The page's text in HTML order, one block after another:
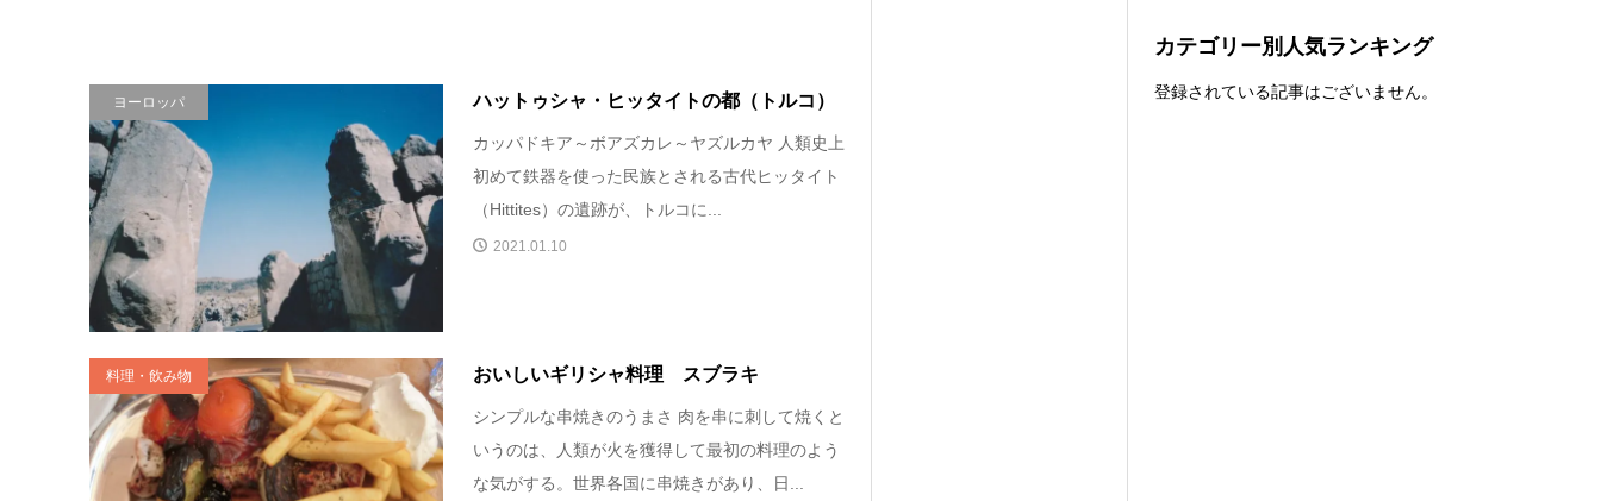
ヨーロッパ ハットゥシャ・ヒッタイトの都（トルコ）
カッパドキア～ボアズカレ～ヤズルカヤ 人類史上
初めて鉄器を使った民族とされる古代ヒッタイト
（Hittites）の遺跡が、トルコに...
2021.01.10
料理・飲み物 おいしいギリシャ料理 スブラキ
シンプルな串焼きのうまさ 肉を串に刺して焼くと
いうのは、人類が火を獲得して最初の料理のよう
な気がする。世界各国に串焼きがあり、日...
カテゴリー別人気ランキング
登録されている記事はございません。